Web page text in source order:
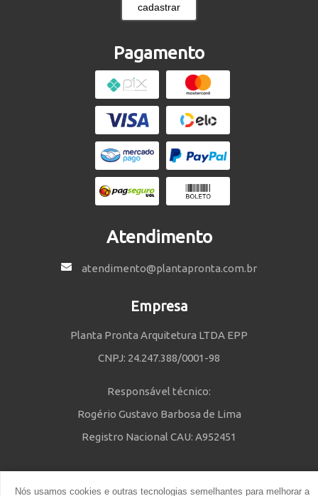
Nós usamos cookies e outras tecnologias semelhantes para melhorar a
cadastrar
Pagamento
Atendimento
atendimento@plantapronta.com.br
Empresa
Planta Pronta Arquitetura LTDA EPP
CNPJ: 24.247.388/0001-98
Responsável técnico:
Rogério Gustavo Barbosa de Lima
Registro Nacional CAU: A952451
Política de Privacidade eTermos e Condições | © 2014 - 2021 Powered